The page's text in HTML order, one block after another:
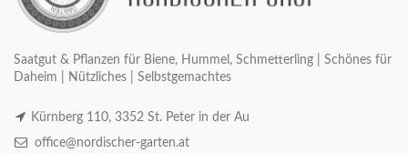
Saatgut & Pflanzen für Biene, Hummel, Schmetterling | Schönes für
Daheim | Nützliches | Selbstgemachtes
Kürnberg 110, 3352 St. Peter in der Au
office@nordischer-garten.at